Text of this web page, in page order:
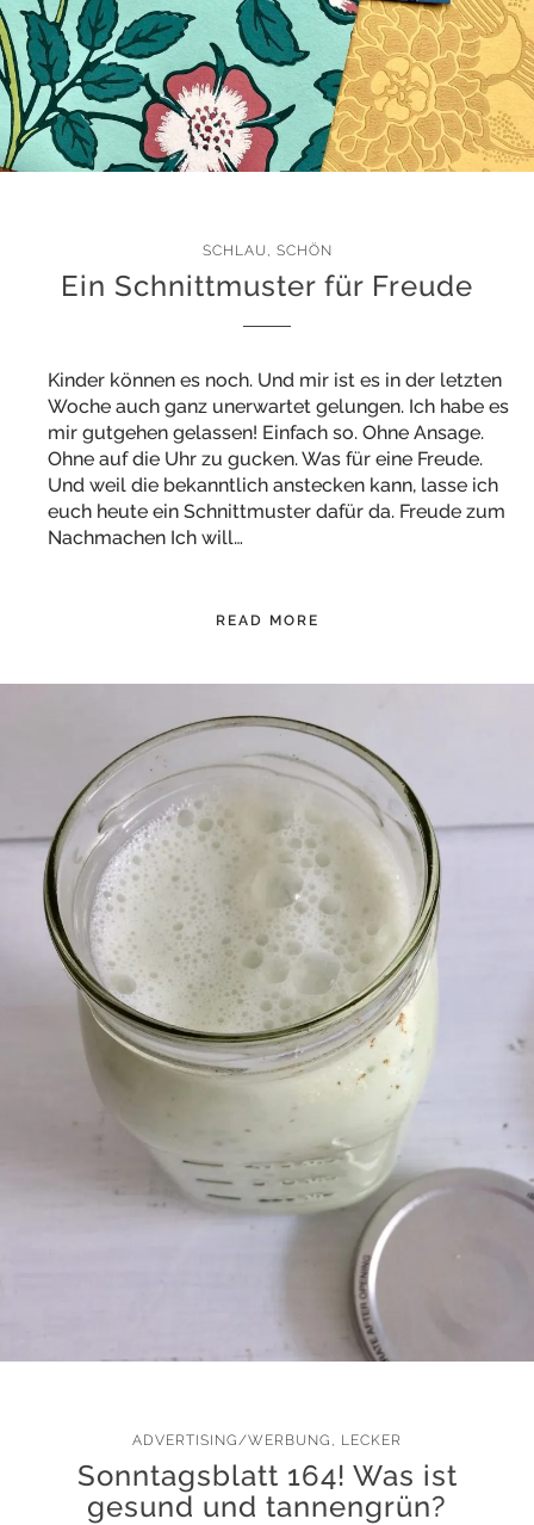
SCHLAU , SCHÖN
Ein Schnittmuster für Freude
Kinder können es noch. Und mir ist es in der letzten
Woche auch ganz unerwartet gelungen. Ich habe es
mir gutgehen gelassen! Einfach so. Ohne Ansage.
Ohne auf die Uhr zu gucken. Was für eine Freude.
Und weil die bekanntlich anstecken kann, lasse ich
euch heute ein Schnittmuster dafür da. Freude zum
Nachmachen Ich will…
READ MORE
ADVERTISING/WERBUNG , LECKER
Sonntagsblatt 164! Was ist
gesund und tannengrün?